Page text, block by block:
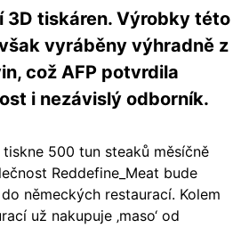
3D tiskáren. Výrobky této
vyráběny výhradně z
což AFP potvrdila
i nezávislý odborník.
tiskne 500 tun steaků měsíčně
Reddefine_Meat bude
německých restaurací. Kolem
už nakupuje ‚maso‘ od